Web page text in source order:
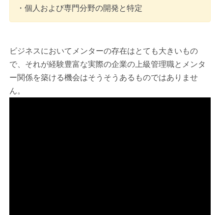
・個人および専門分野の開発と特定
ビジネスにおいてメンターの存在はとても大きいもの
で、それが経験豊富な実際の企業の上級管理職とメンタ
ー関係を築ける機会はそうそうあるものではありませ
ん。